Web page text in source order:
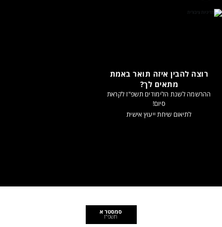
רוצה להבין איזה תואר באמת
מתאים לך?
ההרשמה לשנת הלימודים תשפ"ז לקראת
סיום!
לתיאום שיחת ייעוץ אישית
סמסטר א
תשפ"ז